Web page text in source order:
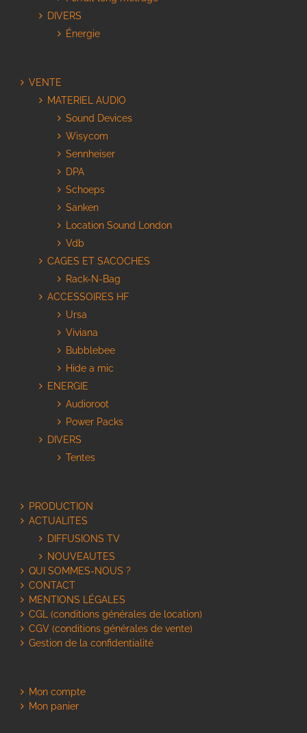
DIVERS
Énergie
VENTE
MATERIEL AUDIO
Sound Devices
Wisycom
Sennheiser
DPA
Schoeps
Sanken
Location Sound London
Vdb
CAGES ET SACOCHES
Rack-N-Bag
ACCESSOIRES HF
Ursa
Viviana
Bubblebee
Hide a mic
ENERGIE
Audioroot
Power Packs
DIVERS
Tentes
PRODUCTION
ACTUALITES
DIFFUSIONS TV
NOUVEAUTES
QUI SOMMES-NOUS ?
CONTACT
MENTIONS LÉGALES
CGL (conditions générales de location)
CGV (conditions générales de vente)
Gestion de la confidentialité
Mon compte
Mon panier